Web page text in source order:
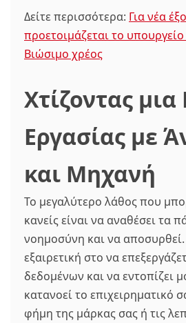
Δείτε περισσότερα: Για νέα
προετοιμάζεται το
Βιώσιμο χρέος
Χτίζοντας μια
Εργασίας με
και Μηχανή
Το μεγαλύτερο λάθος που
κανείς είναι να αναθέσει τα
νοημοσύνη και να αποσυρθεί.
εξαιρετική στο να
δεδομένων και να εντοπίζει
κατανοεί το επιχειρηματικό
φήμη της μάρκας σας ή τις